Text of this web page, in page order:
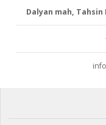
Dalyan mah, Tahsin